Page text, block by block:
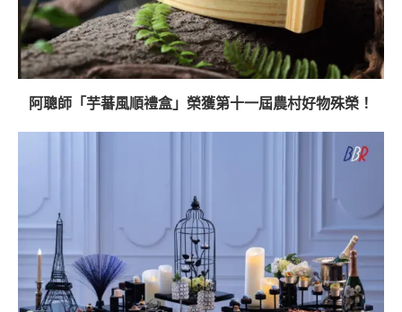
阿聰師「芋蕃風順禮盒」榮獲第十一屆農村好物殊榮！